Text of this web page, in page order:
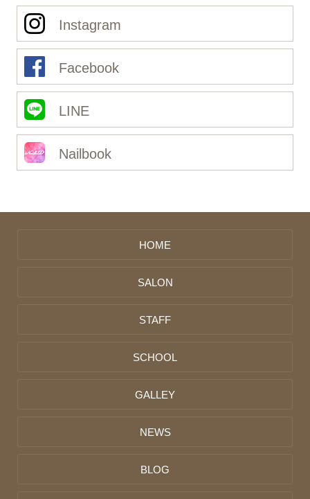
Instagram
Facebook
LINE
Nailbook
HOME
SALON
STAFF
SCHOOL
GALLEY
NEWS
BLOG